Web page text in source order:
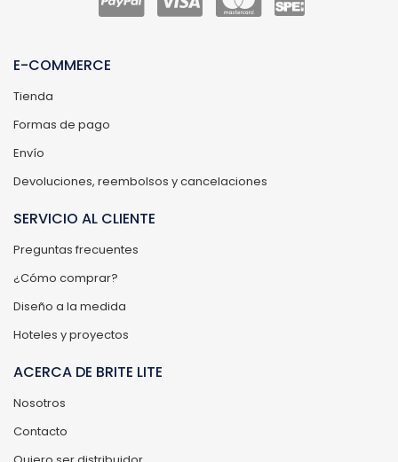
E-COMMERCE
Tienda
Formas de pago
Envío
Devoluciones, reembolsos y cancelaciones
SERVICIO AL CLIENTE
Preguntas frecuentes
¿Cómo comprar?
Diseño a la medida
Hoteles y proyectos
ACERCA DE BRITE LITE
Nosotros
Contacto